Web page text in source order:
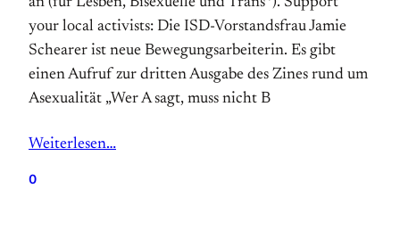
your local activists: Die ISD-Vorstandsfrau Jamie
Schearer ist neue Bewegungsarbeiterin. Es gibt
einen Aufruf zur dritten Ausgabe des Zines rund um
Asexualität „Wer A sagt, muss nicht B
Weiterlesen…
0